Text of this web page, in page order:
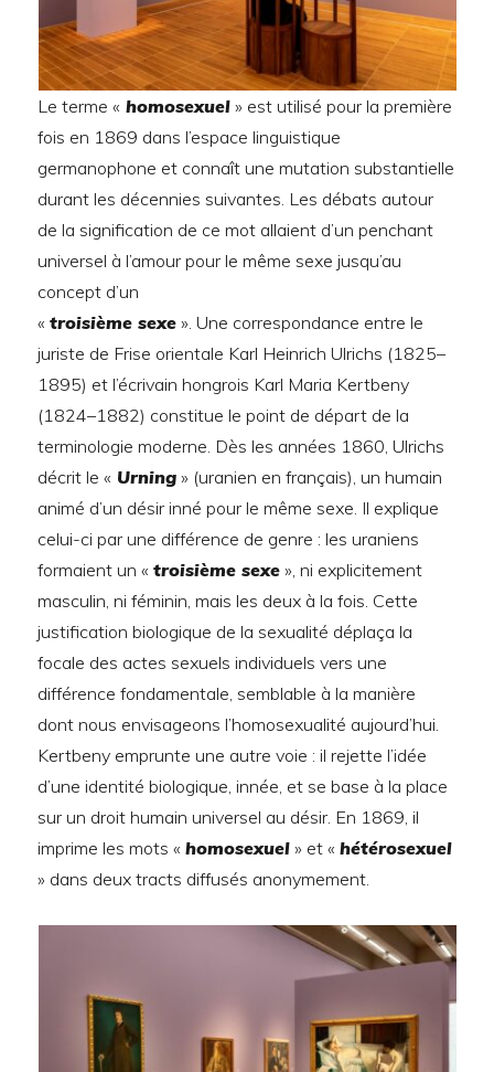
Le terme « homosexuel » est utilisé pour la première
fois en 1869 dans l’espace linguistique
germanophone et connaît une mutation substantielle
durant les décennies suivantes. Les débats autour
de la signification de ce mot allaient d’un penchant
universel à l’amour pour le même sexe jusqu’au
concept d’un
«troisième sexe ». Une correspondance entre le
juriste de Frise orientale Karl Heinrich Ulrichs (1825–
1895) et l’écrivain hongrois Karl Maria Kertbeny
(1824–1882) constitue le point de départ de la
terminologie moderne. Dès les années 1860, Ulrichs
décrit le « Urning » (uranien en français), un humain
animé d’un désir inné pour le même sexe. Il explique
celui-ci par une différence de genre : les uraniens
formaient un «troisième sexe », ni explicitement
masculin, ni féminin, mais les deux à la fois. Cette
justification biologique de la sexualité déplaça la
focale des actes sexuels individuels vers une
différence fondamentale, semblable à la manière
dont nous envisageons l’homosexualité aujourd’hui.
Kertbeny emprunte une autre voie : il rejette l’idée
d’une identité biologique, innée, et se base à la place
sur un droit humain universel au désir. En 1869, il
imprime les mots «homosexuel » et «hétérosexuel
» dans deux tracts diffusés anonymement.